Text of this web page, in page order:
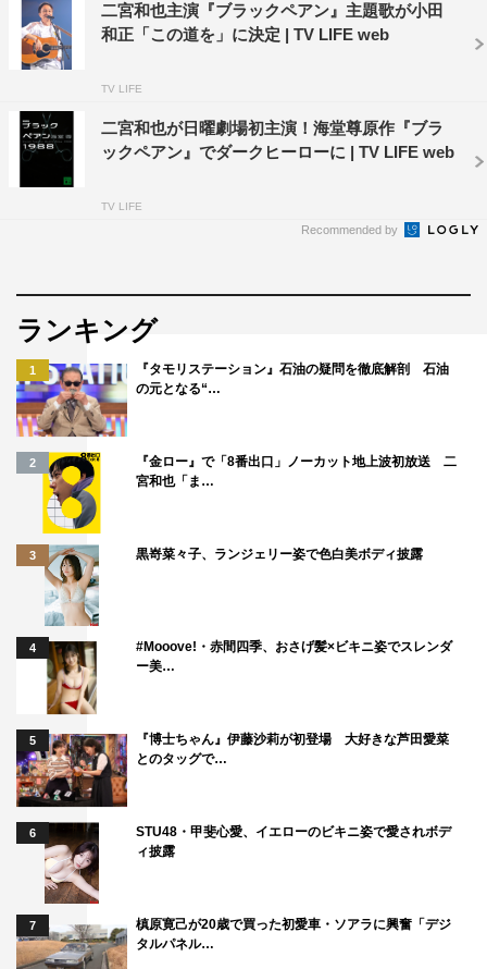
二宮和也主演『ブラックペアン』主題歌が小田
和正「この道を」に決定 | TV LIFE web
TV LIFE
二宮和也が日曜劇場初主演！海堂尊原作『ブラ
ックペアン』でダークヒーローに | TV LIFE web
TV LIFE
Recommended by
ランキング
1
『タモリステーション』石油の疑問を徹底解剖 石油
の元となる“…
2
『金ロー』で「8番出口」ノーカット地上波初放送 二
宮和也「ま…
3 黒嵜菜々子、ランジェリー姿で色白美ボディ披露
4
#Mooove!・赤間四季、おさげ髪×ビキニ姿でスレンダ
ー美…
5
『博士ちゃん』伊藤沙莉が初登場 大好きな芦田愛菜
とのタッグで…
6
STU48・甲斐心愛、イエローのビキニ姿で愛されボデ
ィ披露
7
槙原寛己が20歳で買った初愛車・ソアラに興奮「デジ
タルパネル…